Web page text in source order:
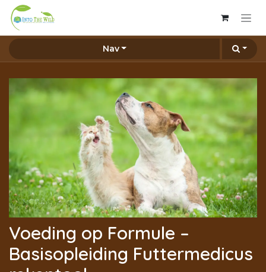
Overslaan naar inhoud
Nav
Voeding op Formule –
Basisopleiding Futtermedicus